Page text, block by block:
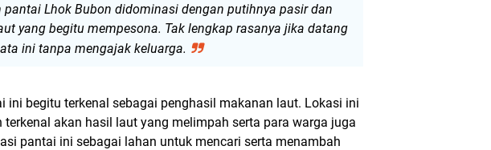
pantai Lhok Bubon didominasi dengan putihnya pasir dan
yang begitu mempesona. Tak lengkap rasanya jika datang
ini tanpa mengajak keluarga.
ini begitu terkenal sebagai penghasil makanan laut. Lokasi ini
terkenal akan hasil laut yang melimpah serta para warga juga
pantai ini sebagai lahan untuk mencari serta menambah